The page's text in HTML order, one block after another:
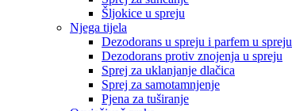
Šljokice u spreju
Njega tijela
Dezodorans u spreju i parfem u spreju
Dezodorans protiv znojenja u spreju
Sprej za uklanjanje dlačica
Sprej za samotamnjenje
Pjena za tuširanje